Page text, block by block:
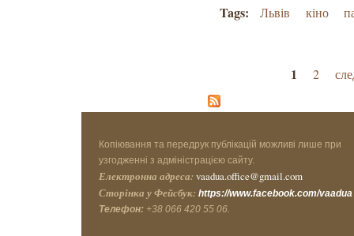
Tags: Львів кіно
1 2
Копіювання та передрук публікацій можливі лише при
узгодженні з адміністрацією сайту.
Електронна адреса: vaadua.office@gmail.com
Сторінка у Фейсбук: https://www.facebook.com/vaadua
Телефон: +38 066 420 55 06.